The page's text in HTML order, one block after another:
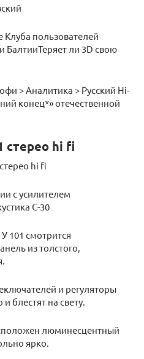
пользователей
БалтииТеряет ли 3D свою
> Аналитика > Русский Hi-
конец*» отечественной
стерео hi fi
hi fi
с усилителем
С-30
101 смотрится
из толстого,
и регуляторы
блестят на свету.
люминесцентный
ярко.